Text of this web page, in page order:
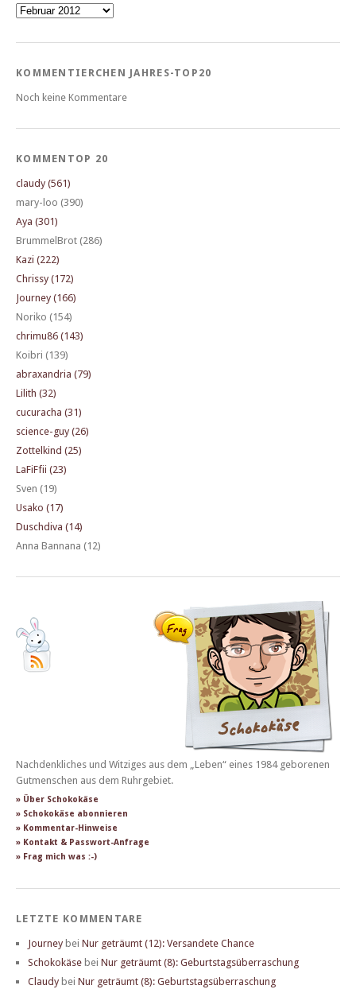
Archiv
KOMMENTIERCHEN JAHRES-TOP20
Noch keine Kommentare
KOMMENTOP 20
claudy (561)
mary-loo (390)
Aya (301)
BrummelBrot (286)
Kazi (222)
Chrissy (172)
Journey (166)
Noriko (154)
chrimu86 (143)
Koibri (139)
abraxandria (79)
Lilith (32)
cucuracha (31)
science-guy (26)
Zottelkind (25)
LaFiFfii (23)
Sven (19)
Usako (17)
Duschdiva (14)
Anna Bannana (12)
Nachdenkliches und Witziges aus dem „Leben“ eines 1984 geborenen
Gutmenschen aus dem Ruhrgebiet.
» Über Schokokäse
» Schokokäse abonnieren
» Kommentar-Hinweise
» Kontakt & Passwort-Anfrage
» Frag mich was :-)
LETZTE KOMMENTARE
Journey bei Nur geträumt (12): Versandete Chance
Schokokäse bei Nur geträumt (8): Geburtstagsüberraschung
Claudy bei Nur geträumt (8): Geburtstagsüberraschung